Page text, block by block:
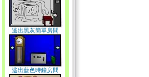
逃出黑灰簡單房間
逃出藍色時鐘房間